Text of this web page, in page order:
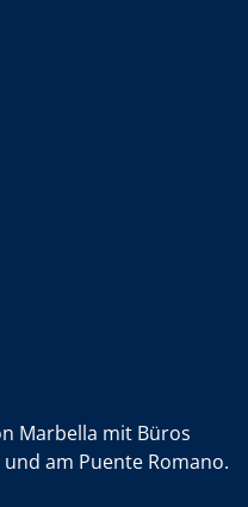
Marbella mit Büros
am Puente Romano.